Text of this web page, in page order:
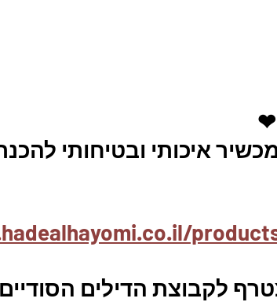
❤
איכותי ובטיחותי
לקבוצת הדילים